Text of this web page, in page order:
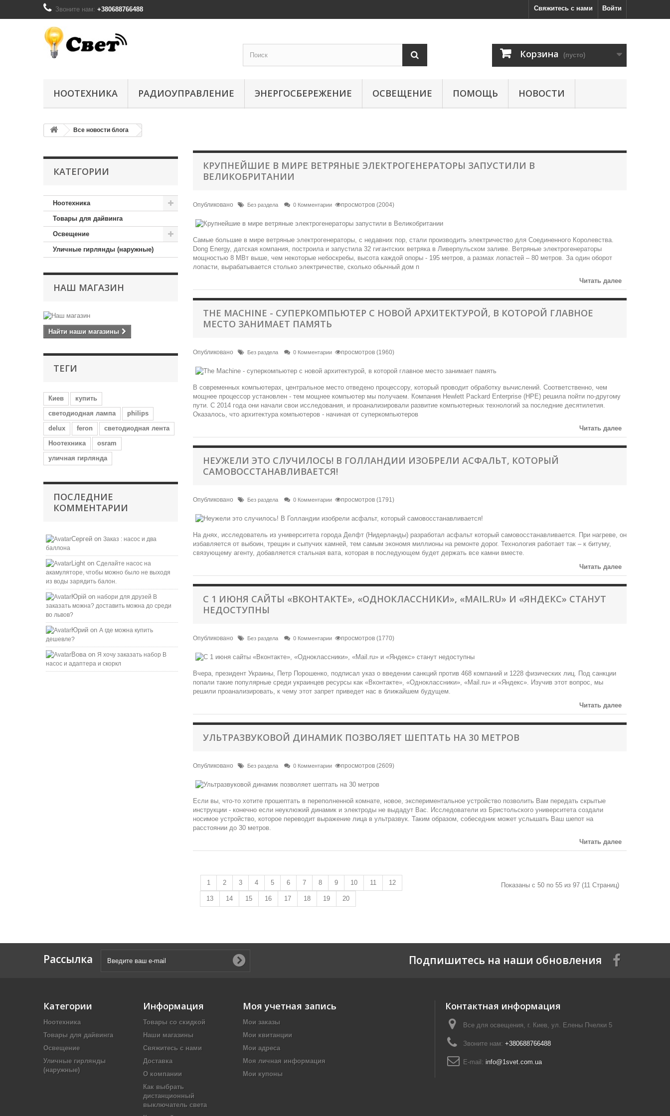
Войти
Свяжитесь с нами
Звоните нам: +380688766488
Корзина (пусто)
НООТЕХНИКА РАДИОУПРАВЛЕНИЕ ЭНЕРГОСБЕРЕЖЕНИЕ ОСВЕЩЕНИЕ ПОМОЩЬ НОВОСТИ
Все новости блога
КАТЕГОРИИ
Ноотехника
Товары для дайвинга
Освещение
Уличные гирлянды (наружные)
НАШ МАГАЗИН
Найти наши магазины
ТЕГИ
Киев
купить
светодиодная лампа
philips
delux
feron
светодиодная лента
Ноотехника
osram
уличная гирлянда
ПОСЛЕДНИЕ
КОММЕНТАРИИ
Сергей on Заказ : насос и два
баллона
Light on Сделайте насос на
акамуляторе, чтобы можно было не выходя
из воды зарядить балон.
Юрій on набори для друзей B
заказать можна? доставить можна до среди
во львов?
Юрий on А где можна купить
дешевле?
Вова on Я хочу заказать набор B
насос и адаптера и скоркл
КРУПНЕЙШИЕ В МИРЕ ВЕТРЯНЫЕ ЭЛЕКТРОГЕНЕРАТОРЫ ЗАПУСТИЛИ В
ВЕЛИКОБРИТАНИИ
Опубликовано Без раздела 0 Комментарии просмотров (2004)
Самые большие в мире ветряные электрогенераторы, с недавних пор, стали производить электричество для Соединенного Королевства.
Dong Energy, датская компания, построила и запустила 32 гигантских ветряка в Ливерпульском заливе. Ветряные электрогенераторы
мощностью 8 МВт выше, чем некоторые небоскребы, высота каждой опоры - 195 метров, а размах лопастей – 80 метров. За один оборот
лопасти, вырабатывается столько электричестве, сколько обычный дом п
Читать далее
THE MACHINE - СУПЕРКОМПЬЮТЕР С НОВОЙ АРХИТЕКТУРОЙ, В КОТОРОЙ ГЛАВНОЕ
МЕСТО ЗАНИМАЕТ ПАМЯТЬ
Опубликовано Без раздела 0 Комментарии просмотров (1960)
В современных компьютерах, центральное место отведено процессору, который проводит обработку вычислений. Соответственно, чем
мощнее процессор установлен - тем мощнее компьютер мы получаем. Компания Hewlett Packard Enterprise (HPE) решила пойти по-другому
пути. С 2014 года они начали свои исследования, и проанализировали развитие компьютерных технологий за последние десятилетия.
Оказалось, что архитектура компьютеров - начиная от суперкомпьютеров
Читать далее
НЕУЖЕЛИ ЭТО СЛУЧИЛОСЬ! В ГОЛЛАНДИИ ИЗОБРЕЛИ АСФАЛЬТ, КОТОРЫЙ
САМОВОССТАНАВЛИВАЕТСЯ!
Опубликовано Без раздела 0 Комментарии просмотров (1791)
На днях, исследователь из университета города Делфт (Нидерланды) разработал асфальт который самовосcтанавливается. При нагреве, он
избавляется от выбоин, трещин и сыпучих камней, тем самым экономя миллионы на ремонте дорог. Технология работает так – к битуму,
связующему агенту, добавляется стальная вата, которая в последующем будет держать все камни вместе.
Читать далее
С 1 ИЮНЯ САЙТЫ «ВКОНТАКТЕ», «ОДНОКЛАССНИКИ», «MAIL.RU» И «ЯНДЕКС» СТАНУТ
НЕДОСТУПНЫ
Опубликовано Без раздела 0 Комментарии просмотров (1770)
Вчера, президент Украины, Петр Порошенко, подписал указ о введении санкций против 468 компаний и 1228 физических лиц. Под санкции
попали такие популярные среди украинцев ресурсы как «Вконтакте», «Одноклассники», «Mail.ru» и «Яндекс». Изучив этот вопрос, мы
решили проанализировать, к чему этот запрет приведет нас в ближайшем будущем.
Читать далее
УЛЬТРАЗВУКОВОЙ ДИНАМИК ПОЗВОЛЯЕТ ШЕПТАТЬ НА 30 МЕТРОВ
Опубликовано Без раздела 0 Комментарии просмотров (2609)
Если вы, что-то хотите прошептать в переполненной комнате, новое, экспериментальное устройство позволить Вам передать скрытые
инструкции - конечно если неуклюжий динамик и электроды не выдадут Вас. Исследователи из Бристольского университета создали
носимое устройство, которое переводит выражение лица в ультразвук. Таким образом, собеседник может услышать Ваш шепот на
расстоянии до 30 метров.
Читать далее
1 2 3 4 5 6 7 8 9 10 11 12
13 14 15 16 17 18 19 20
Показаны с 50 по 55 из 97 (11 Страниц)
Рассылка Подпишитесь на наши обновления
Категории
Ноотехника
Товары для дайвинга
Освещение
Уличные гирлянды
(наружные)
Информация
Товары со скидкой
Наши магазины
Свяжитесь с нами
Доставка
О компании
Как выбрать
дистанционный
выключатель света
Моя учетная запись
Мои заказы
Мои квитанции
Мои адреса
Моя личная информация
Мои купоны
Контактная информация
Все для освещения, г. Киев, ул. Елены Пчелки 5
Звоните нам: +380688766488
E-mail: info@1svet.com.ua